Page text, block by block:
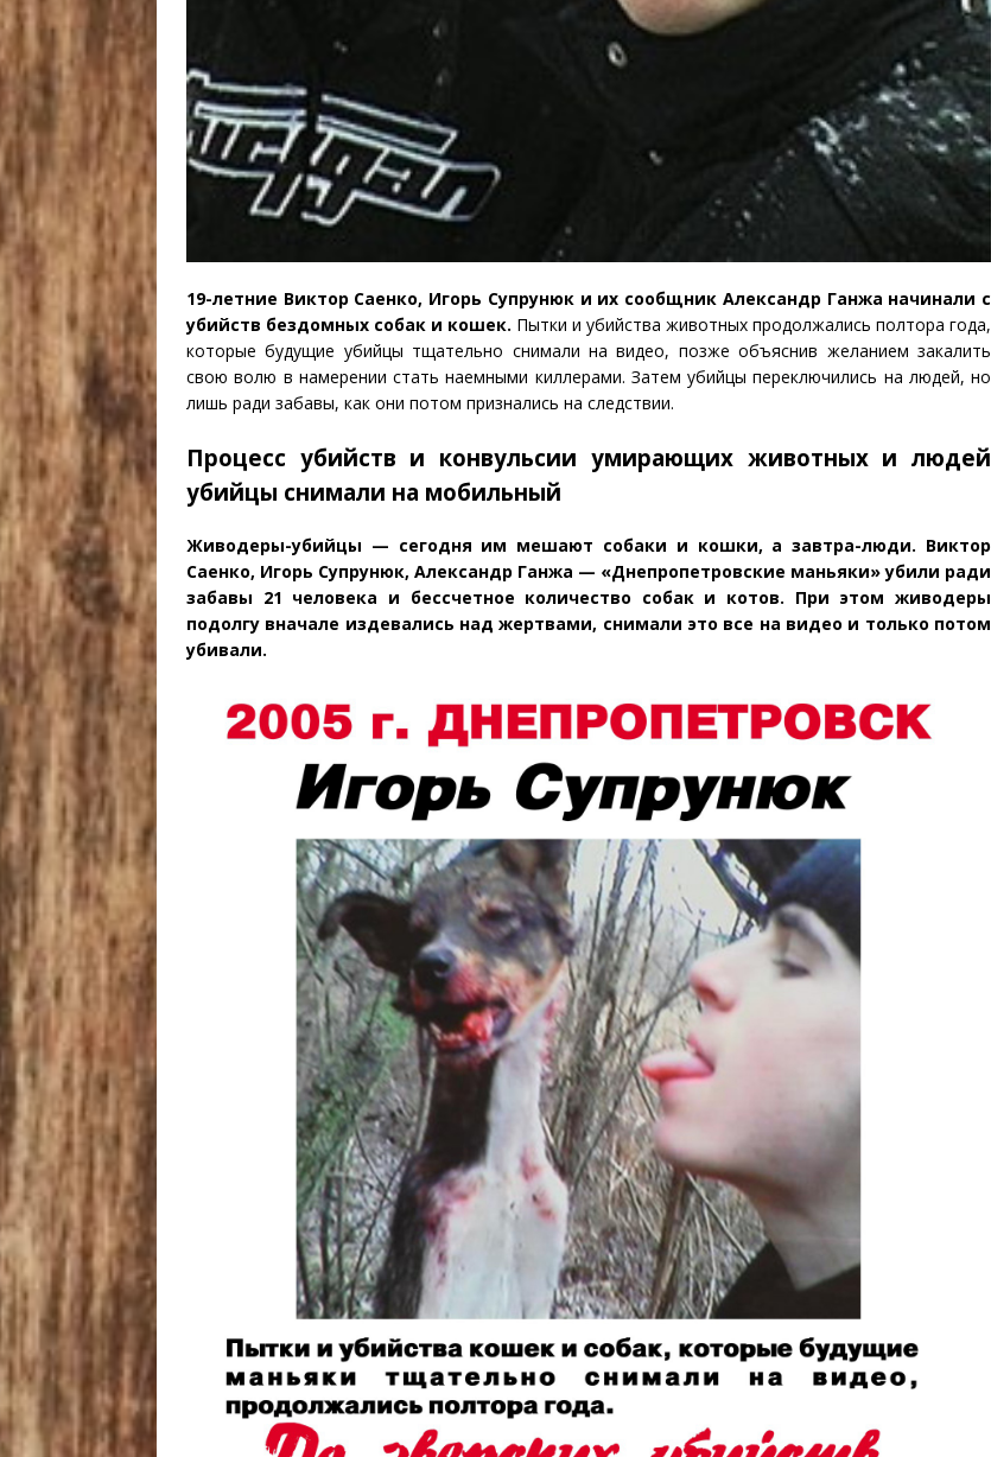
19-летние Виктор Саенко, Игорь Супрунюк и их сообщник Александр Ганжа начинали с
убийств бездомных собак и кошек. Пытки и убийства животных продолжались полтора года,
которые будущие убийцы тщательно снимали на видео, позже объяснив желанием закалить
свою волю в намерении стать наемными киллерами. Затем убийцы переключились на людей, но
лишь ради забавы, как они потом признались на следствии.
Процесс убийств и конвульсии умирающих животных и людей
убийцы снимали на мобильный
Живодеры-убийцы — сегодня им мешают собаки и кошки, а завтра-люди. Виктор
Саенко, Игорь Супрунюк, Александр Ганжа — «Днепропетровские маньяки» убили ради
забавы 21 человека и бессчетное количество собак и котов. При этом живодеры
подолгу вначале издевались над жертвами, снимали это все на видео и только потом
убивали.